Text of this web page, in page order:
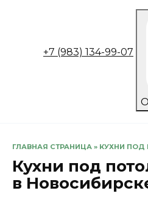
+7 (983) 134-99-07
ГЛАВНАЯ СТРАНИЦА » КУХНИ ПОД
Кухни под
в